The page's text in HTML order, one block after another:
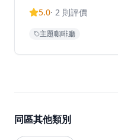
目的地。咖啡店因其舒
擇。
5.0· 2 則評價
主題咖啡廳
同區其他類別